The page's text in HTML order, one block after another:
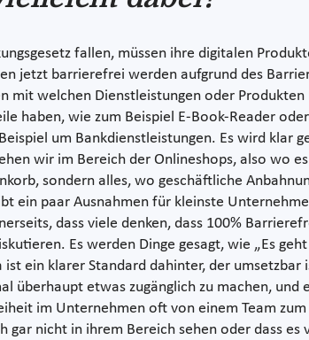
fallen, müssen ihre digitalen
jetzt barrierefrei werden aufgrund des
welchen Dienstleistungen oder
haben, wie zum Beispiel E-Book-Reader
um Bankdienstleistungen. Es wird klar
wir im Bereich der Onlineshops, also wo
sondern alles, wo geschäftliche
ein paar Ausnahmen für kleinste
dass viele denken, dass 100%
Es werden Dinge gesagt, wie „Es
ein klarer Standard dahinter, der
etwas zugänglich zu machen, und
im Unternehmen oft von einem Team
nicht in ihrem Bereich sehen oder dass es